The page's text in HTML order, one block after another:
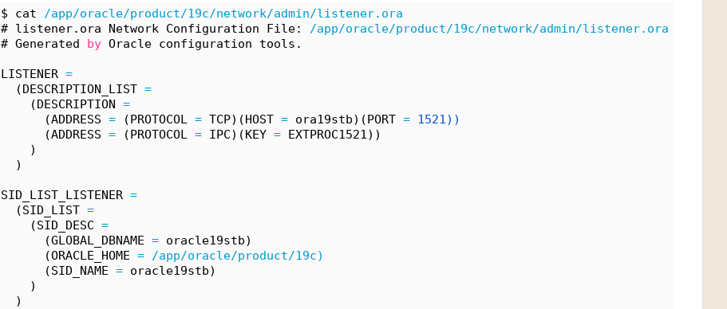
$ cat /app/oracle/product/19c/network/admin/listener.ora
# listener.ora Network Configuration File: /app/oracle/product/19c/network/admin/listener.ora
# Generated by Oracle configuration tools.
LISTENER =
(DESCRIPTION_LIST =
(DESCRIPTION =
(ADDRESS = (PROTOCOL = TCP)(HOST = ora19stb)(PORT = 1521))
(ADDRESS = (PROTOCOL = IPC)(KEY = EXTPROC1521))
)
)
SID_LIST_LISTENER =
(SID_LIST =
(SID_DESC =
(GLOBAL_DBNAME = oracle19stb)
(ORACLE_HOME = /app/oracle/product/19c)
(SID_NAME = oracle19stb)
)
)